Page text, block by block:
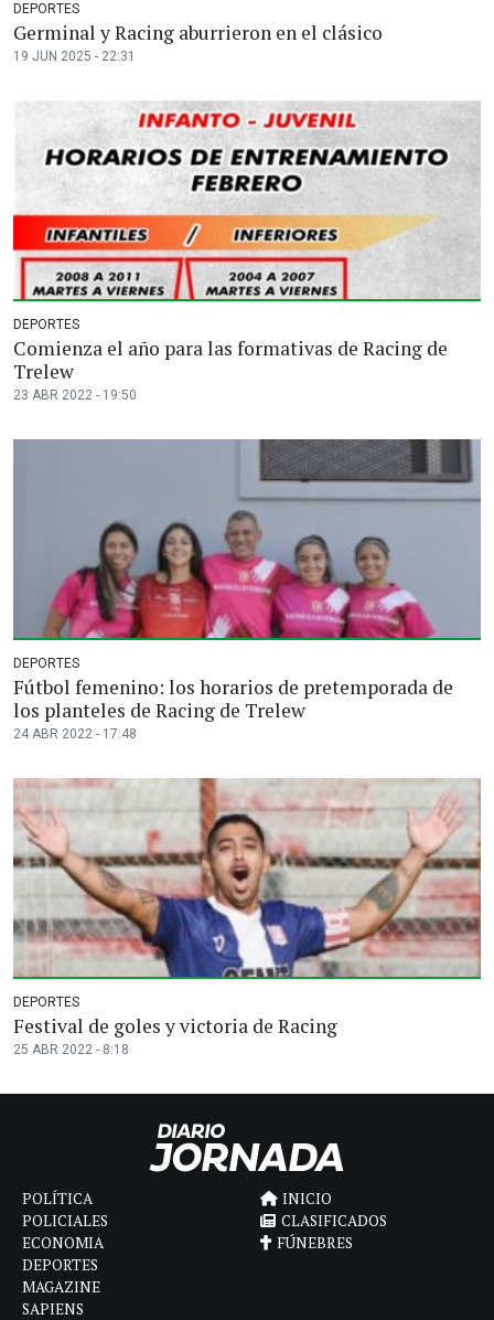
DEPORTES
Germinal y Racing aburrieron en el clásico
19 JUN 2025 - 22:31
DEPORTES
Comienza el año para las formativas de Racing de
Trelew
23 ABR 2022 - 19:50
DEPORTES
Fútbol femenino: los horarios de pretemporada de
los planteles de Racing de Trelew
24 ABR 2022 - 17:48
DEPORTES
Festival de goles y victoria de Racing
25 ABR 2022 - 8:18
POLÍTICA
POLICIALES
ECONOMIA
DEPORTES
MAGAZINE
SAPIENS
INICIO
CLASIFICADOS
FÚNEBRES